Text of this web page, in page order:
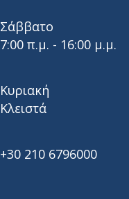
Σάββατο
7:00 π.μ. - 16:00 μ.μ.
Κυριακή
Κλειστά
+30 210 6796000